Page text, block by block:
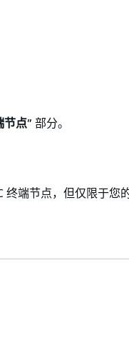
节点” 部分。
终端节点，但仅限于您